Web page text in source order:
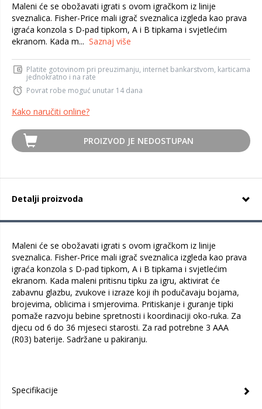
Maleni će se obožavati igrati s ovom igračkom iz linije
sveznalica. Fisher-Price mali igrač sveznalica izgleda kao prava
igraća konzola s D-pad tipkom, A i B tipkama i svjetlećim
ekranom. Kada m... Saznaj više
Platite gotovinom pri preuzimanju, internet bankarstvom, karticama
jednokratno i na rate
Povrat robe moguć unutar 14 dana
Kako naručiti online?
PROIZVOD JE NEDOSTUPAN
Detalji proizvoda
Maleni će se obožavati igrati s ovom igračkom iz linije
sveznalica. Fisher-Price mali igrač sveznalica izgleda kao prava
igraća konzola s D-pad tipkom, A i B tipkama i svjetlećim
ekranom. Kada maleni pritisnu tipku za igru, aktivirat će
zabavnu glazbu, zvukove i izraze koji ih podučavaju bojama,
brojevima, oblicima i smjerovima. Pritiskanje i guranje tipki
pomaže razvoju bebine spretnosti i koordinaciji oko-ruka. Za
djecu od 6 do 36 mjeseci starosti. Za rad potrebne 3 AAA
(R03) baterije. Sadržane u pakiranju.
Specifikacije